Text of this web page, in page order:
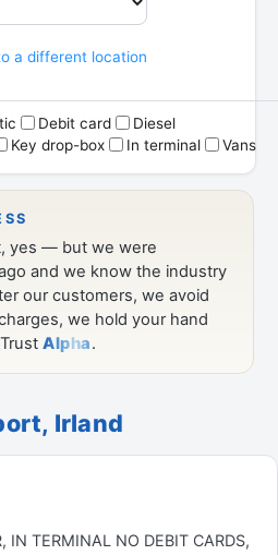
Irland
IN TERMINAL NO DEBIT CARDS,